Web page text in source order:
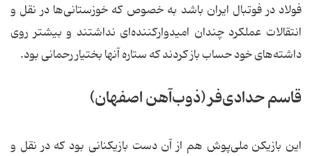
فولاد در فوتبال ایران باشد به خصوص كه خوزستانی‌ها در نقل و
انتقالات عملكرد چندان امیدواركننده‌ای نداشتند و بیشتر روی
داشته‌های خود حساب باز كردند كه ستاره آنها بختیار رحمانی بود.
قاسم حدادی‌فر (ذوب‌آهن اصفهان)
این بازیكن ملی‌پوش هم از آن دست بازیكنانی بود كه در نقل و